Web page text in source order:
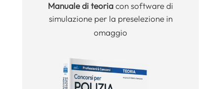
Manualedi teoriacon software di
simulazione per la preselezione in
omaggio